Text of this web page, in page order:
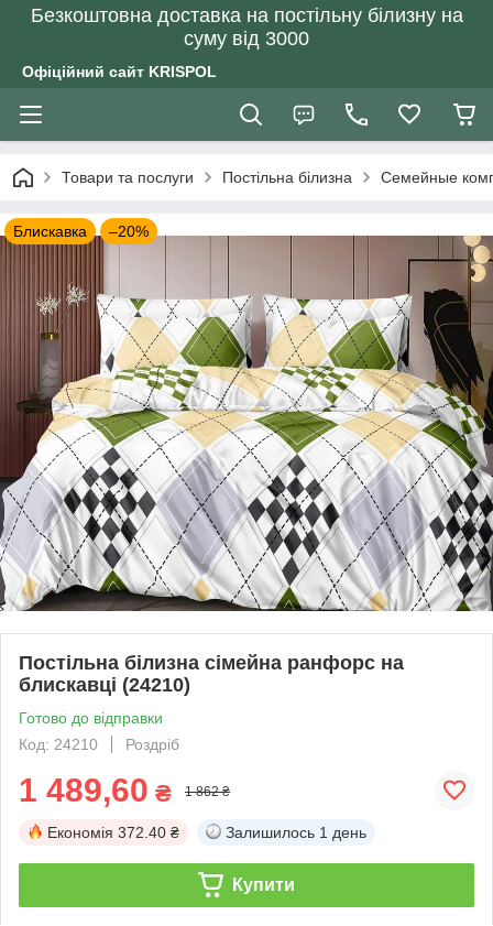
Безкоштовна доставка на постільну білизну на
суму від 3000
Офіційний сайт KRISPOL
Товари та послуги Постільна білизна Семейные
Блискавка –20%
Постільна білизна сімейна ранфорс на
блискавці (24210)
Готово до відправки
Код: 24210
Роздріб
1 489,60 ₴ 1 862 ₴
Економія 372.40 ₴ Залишилось 1 день
Купити